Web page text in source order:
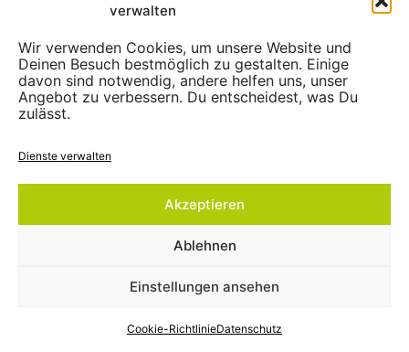
verwalten
Wir verwenden Cookies, um unsere Website und
Deinen Besuch bestmöglich zu gestalten. Einige
davon sind notwendig, andere helfen uns, unser
Angebot zu verbessern. Du entscheidest, was Du
zulässt.
Dienste verwalten
Akzeptieren
Ablehnen
Einstellungen ansehen
Cookie-RichtlinieDatenschutz
Wie kann ich dir helfen?